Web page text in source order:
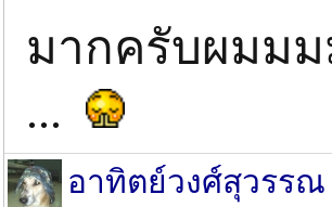
มากครับผมมม
...
อาทิตย์วงศ์สุวรรณ